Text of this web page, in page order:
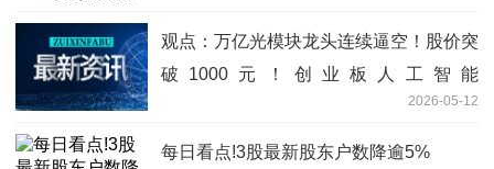
观点：万亿光模块龙头连续逼空！股价突
破1000元！创业板人工智能
ETF（159363）逆市涨逾1%再创新高
2026-05-12
每日看点!3股最新股东户数降逾5%